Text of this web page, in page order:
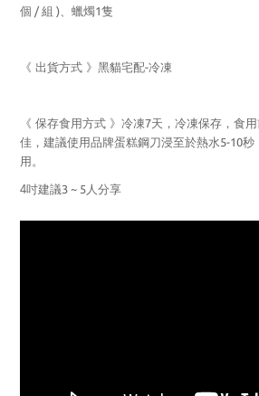
個 / 組 ) 、蠟燭1隻
《 出貨方式 》黑貓宅配-冷凍
《 保存食用方式 》冷凍7天，冷凍保存，食
佳，建議使用品牌蛋糕鋼刀浸至於熱水5-10秒
用。
4吋建議3 ~ 5 人分享